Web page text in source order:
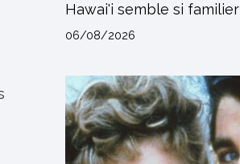
Hawai'i semble si familier
06/08/2026